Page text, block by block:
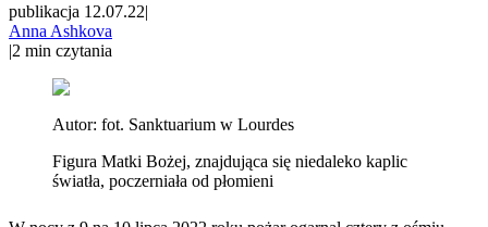
publikacja 12.07.22|
Anna Ashkova
|2 min czytania
Autor: fot. Sanktuarium w Lourdes
Figura Matki Bożej, znajdująca się niedaleko kaplic
światła, poczerniała od płomieni